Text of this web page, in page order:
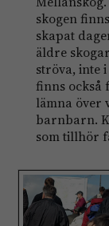
skogen
skapat
äldre
ströva, inte
finns också
lämna över
barnbarn.
som tillhör